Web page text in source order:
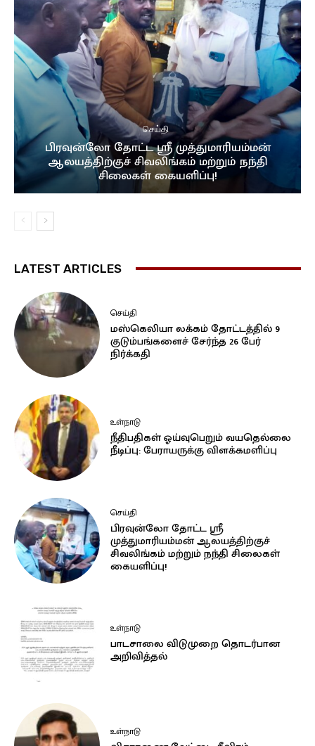
செய்தி
பிரவுன்லோ தோட்ட ஸ்ரீ முத்துமாரியம்மன்
ஆலயத்திற்குச் சிவலிங்கம் மற்றும் நந்தி
சிலைகள் கையளிப்பு!
LATEST ARTICLES
செய்தி
மஸ்கெலியா லக்கம் தோட்டத்தில் 9
குடும்பங்களைச் சேர்ந்த 26 பேர்
நிர்க்கதி
உள்நாடு
நீதிபதிகள் ஓய்வுபெறும் வயதெல்லை
நீடிப்பு: பேராயருக்கு விளக்கமளிப்பு
செய்தி
பிரவுன்லோ தோட்ட ஸ்ரீ
முத்துமாரியம்மன் ஆலயத்திற்குச்
சிவலிங்கம் மற்றும் நந்தி சிலைகள்
கையளிப்பு!
உள்நாடு
பாடசாலை விடுமுறை தொடர்பான
அறிவித்தல்
உள்நாடு